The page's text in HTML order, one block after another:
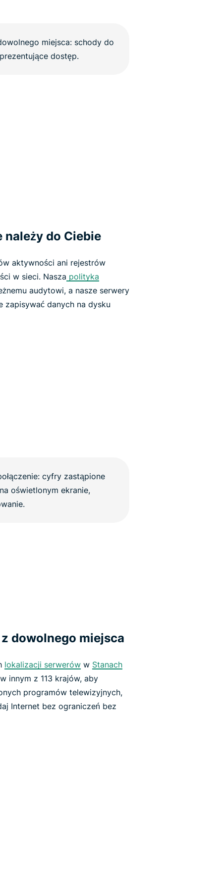
do Ciebie
aktywności ani rejestrów
w sieci. Nasza polityka
audytowi, a nasze serwery
zapisywać danych na dysku
dowolnego miejsca
lokalizacji serweróww Stanach
innym z 113 krajów, aby
programów telewizyjnych,
Internet bez ograniczeń bez